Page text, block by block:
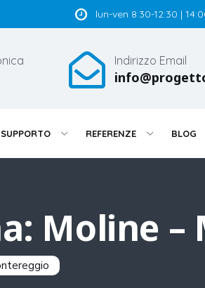
lun-ven 8:30-12:30 |
Indirizzo Email
SUPPORTO REFERENZE BLOG
Moline